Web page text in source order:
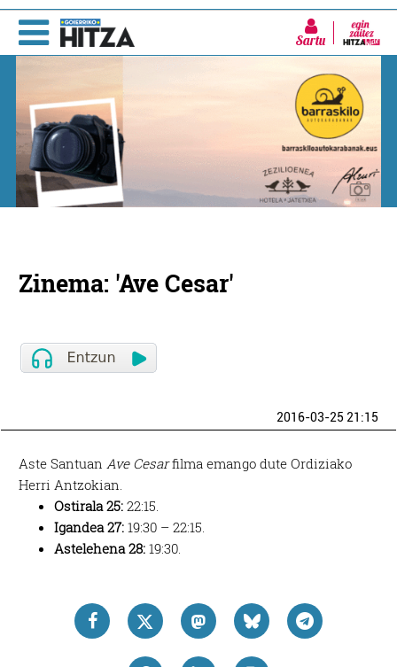
Sartu
Zinema: 'Ave Cesar'
2016-03-25 21:15
Aste SantuanAve Cesarfilma emango dute Ordiziako
Herri Antzokian.
Ostirala 25: 22:15.
Igandea 27: 19:30 – 22:15.
Astelehena 28: 19:30.